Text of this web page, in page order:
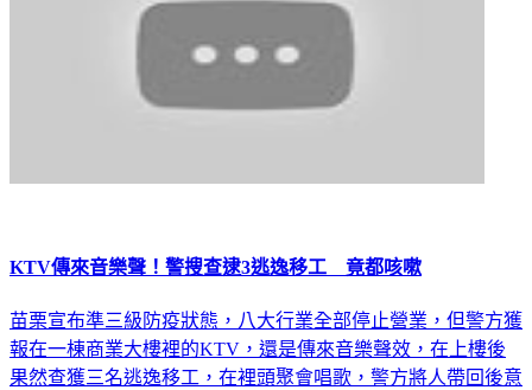
KTV傳來音樂聲！警搜查逮3逃逸移工 竟都咳嗽
苗栗宣布準三級防疫狀態，八大行業全部停止營業，但警方獲
報在一棟商業大樓裡的KTV，還是傳來音樂聲效，在上樓後
果然查獲三名逃逸移工，在裡頭聚會唱歌，警方將人帶回後意